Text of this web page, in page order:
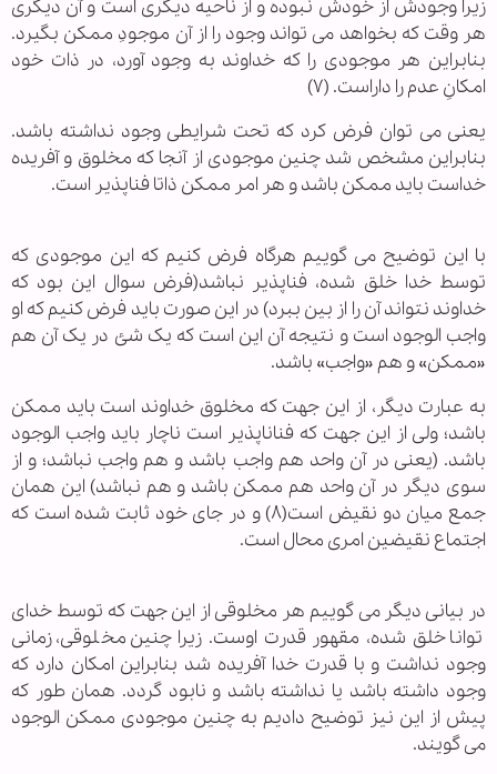
زیرا وجودش از خودش نبوده و از ناحیه دیگری است و آن دیگری
هر وقت که بخواهد می تواند وجود را از آن موجودِ ممکن بگیرد.
بنابراین هر موجودی را که خداوند به وجود آورد، در ذات خود
امکانِ عدم را داراست. (۷)
یعنی می توان فرض کرد که تحت شرایطی وجود نداشته باشد.
بنابراین مشخص شد چنین موجودی از آنجا که مخلوق و آفریده
خداست باید ممکن باشد و هر امر ممکن ذاتا فناپذیر است.
با این توضیح می گوییم هرگاه فرض کنیم که این موجودی که
توسط خدا خلق شده، فناپذیر نباشد(فرض سوال این بود که
خداوند نتواند آن را از بین ببرد) در این صورت باید فرض کنیم که او
واجب الوجود است و نتیجه آن این است که یک شئ در یک آن هم
«ممکن» و هم «واجب» باشد.
به عبارت دیگر، از این جهت که مخلوق خداوند است باید ممکن
باشد؛ ولی از این جهت که فناناپذیر است ناچار باید واجب الوجود
باشد. (یعنی در آن واحد هم واجب باشد و هم واجب نباشد؛ و از
سوی دیگر در آن واحد هم ممکن باشد و هم نباشد) این همان
جمع میان دو نقیض است(۸) و در جای خود ثابت شده است که
اجتماع نقیضین امری محال است.
در بیانی دیگر می گوییم هر مخلوقی از این جهت که توسط خدای
توانا خلق شده، مقهور قدرت اوست. زیرا چنین مخلوقی، زمانی
وجود نداشت و با قدرت خدا آفریده شد بنابراین امکان دارد که
وجود داشته باشد یا نداشته باشد و نابود گردد. همان طور که
پیش از این نیز توضیح دادیم به چنین موجودی ممکن الوجود
می گویند.